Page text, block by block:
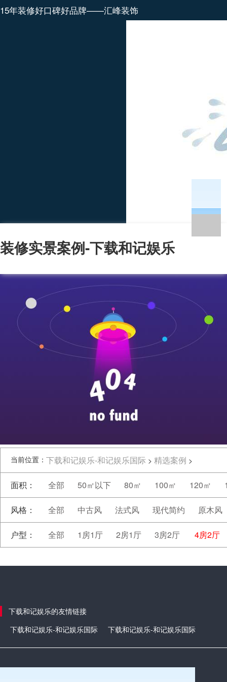
15年装修好口碑好品牌——汇峰装饰
装修实景案例-下载和记娱乐
当前位置： 下载和记娱乐-和记娱乐国际 > 精选案例 >
面积： 全部 50㎡以下 80㎡ 100㎡ 120㎡
风格： 全部 中古风 法式风 现代简约 原木风
户型： 全部 1房1厅 2房1厅 3房2厅 4房2厅
下载和记娱乐的友情链接
下载和记娱乐-和记娱乐国际
下载和记娱乐-和记娱乐国际